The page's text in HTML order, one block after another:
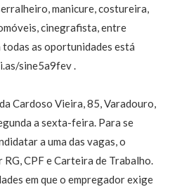
manicure, costureira,
cinegrafista, entre
as oportunidades está
sine5a9fev .
Cardoso Vieira, 85, Varadouro,
a sexta-feira. Para se
a uma das vagas, o
CPF e Carteira de Trabalho.
em que o empregador exige